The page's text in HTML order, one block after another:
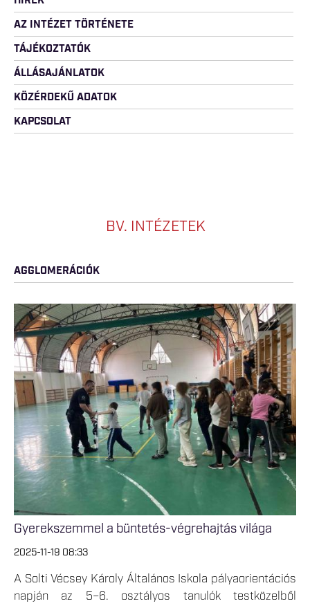
AZ INTÉZET TÖRTÉNETE
TÁJÉKOZTATÓK
ÁLLÁSAJÁNLATOK
KÖZÉRDEKŰ ADATOK
KAPCSOLAT
BV. INTÉZETEK
AGGLOMERÁCIÓK
Gyerekszemmel a büntetés-végrehajtás világa
2025-11-19 08:33
A Solti Vécsey Károly Általános Iskola pályaorientációs
napján az 5–6. osztályos tanulók testközelből